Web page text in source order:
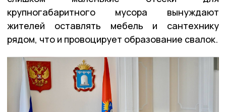
крупногабаритного мусора вынуждают
жителей оставлять мебель и сантехнику
рядом, что и провоцирует образование свалок.